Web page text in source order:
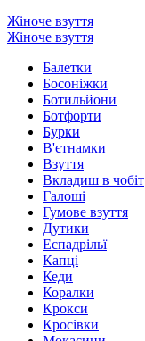
Жіноче взуття
Жіноче взуття
Балетки
Босоніжки
Ботильйони
Ботфорти
Бурки
В'єтнамки
Взуття
Вкладиш в чобіт
Галоші
Гумове взуття
Дутики
Еспадрільї
Капці
Кеди
Коралки
Крокси
Кросівки